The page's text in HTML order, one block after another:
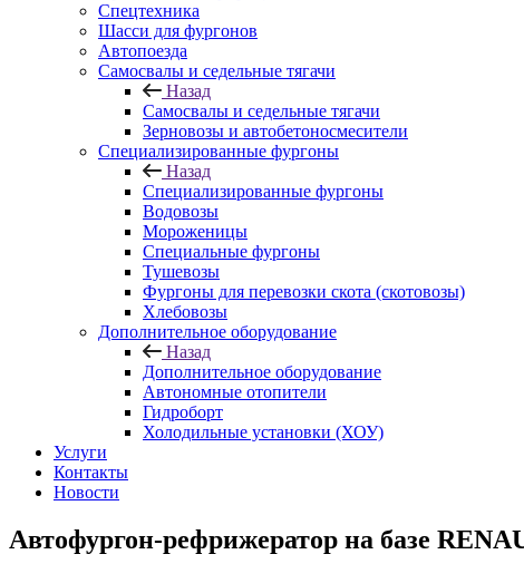
Спецтехника
Шасси для фургонов
Автопоезда
Самосвалы и седельные тягачи
Назад
Самосвалы и седельные тягачи
Зерновозы и автобетоносмесители
Специализированные фургоны
Назад
Специализированные фургоны
Водовозы
Мороженицы
Специальные фургоны
Тушевозы
Фургоны для перевозки скота (скотовозы)
Хлебовозы
Дополнительное оборудование
Назад
Дополнительное оборудование
Автономные отопители
Гидроборт
Холодильные установки (ХОУ)
Услуги
Контакты
Новости
Автофургон-рефрижератор на базе